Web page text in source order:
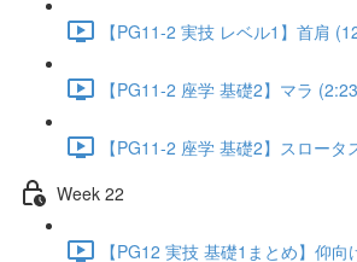
【PG11-2 実技 レベル1】首肩
【PG11-2 座学 基礎2】マラ
【PG11-2 座学 基礎2】スロータ
Week 22
【PG12 実技 基礎1まとめ】仰